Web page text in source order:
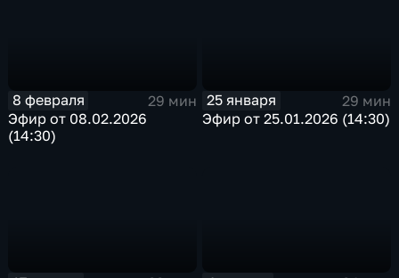
8 февраля
29 мин
Эфир от 08.02.2026
(14:30)
25 января
29 мин
Эфир от 25.01.2026 (14:30)